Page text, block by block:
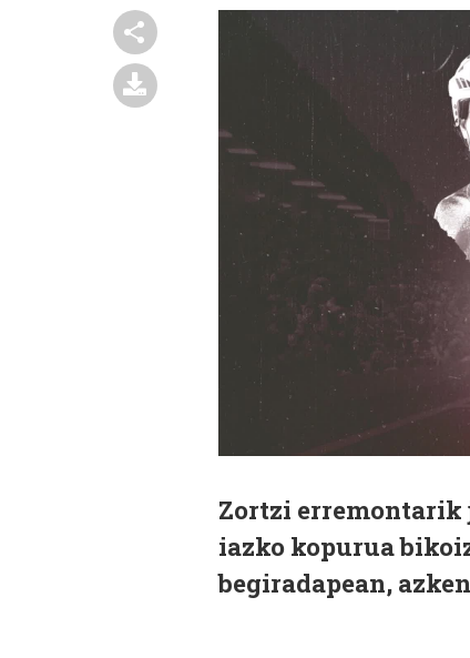
Zortzi erremontarik
iazko kopurua
begiradapean,